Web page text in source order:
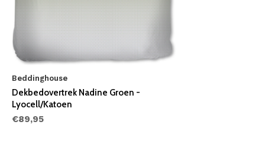
Beddinghouse
Dekbedovertrek Nadine Groen -
Lyocell/Katoen
€89,95